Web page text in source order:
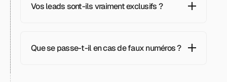
Vos leads sont-ils vraiment exclusifs ?
Que se passe-t-il en cas de faux numéros ?